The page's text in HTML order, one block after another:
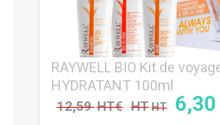
RAYWELL BIO Kit de
HYDRATANT 100ml
12,59 € 6,30